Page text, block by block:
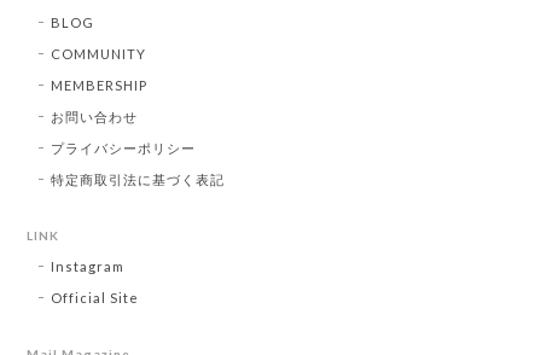
BLOG
COMMUNITY
MEMBERSHIP
お問い合わせ
プライバシーポリシー
特定商取引法に基づく表記
LINK
Instagram
Official Site